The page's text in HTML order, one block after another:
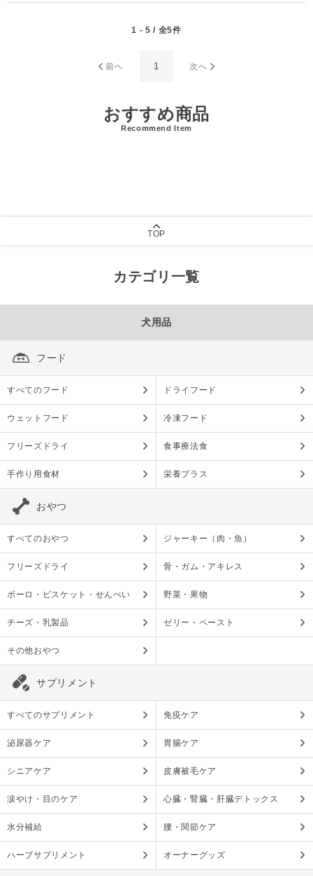
1 - 5 / 全5件
前へ 1 次へ
おすすめ商品
Recommend Item
TOP
カテゴリ一覧
犬用品
フード
すべてのフード ドライフード
ウェットフード 冷凍フード
フリーズドライ 食事療法食
手作り用食材 栄養プラス
おやつ
すべてのおやつ ジャーキー（肉・魚）
フリーズドライ 骨・ガム・アキレス
ボーロ・ビスケット・せんべい 野菜・果物
チーズ・乳製品 ゼリー・ペースト
その他おやつ
サプリメント
すべてのサプリメント 免疫ケア
泌尿器ケア 胃腸ケア
シニアケア 皮膚被毛ケア
涙やけ・目のケア 心臓・腎臓・肝臓デトックス
水分補給 腰・関節ケア
ハーブサプリメント オーナーグッズ